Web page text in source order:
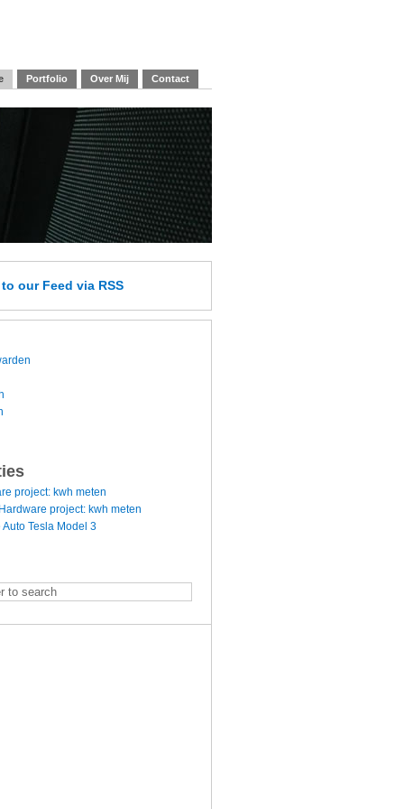
Portfolio Over Mij Contact
to our Feed via RSS
project: kwh meten
Hardware project: kwh meten
Auto Tesla Model 3